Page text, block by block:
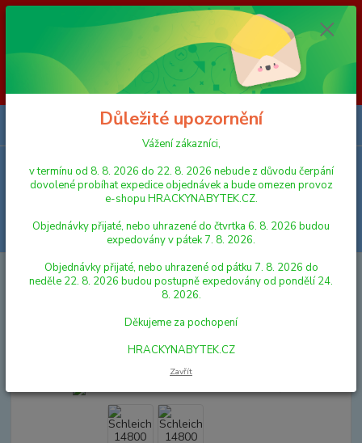
Vážení zákazníci, v termínu od 8. 8. 2026 do 23. 8. 2026 nebude z
důvodu čerpání dovolené probíhat expedice objednávek a bude omezen
provoz e-shopu HRACKYNABYTEK.CZ. Objednávky přijaté, nebo
uhrazené do čtvrtka 6. 8. 2026 budou expedovány v pátek 7. 8. 2026.
Objednávky přijaté, nebo uhrazené od pátku 7. 8. 2026 do neděle 23. 8.
2026 budou postupně expedovány od pondělí 24. 8. 2026. Děkujeme za
pochopení HRACKYNABYTEK.CZ
Menu
Hledat
FIGURKY A ZVÍŘÁTKA SCHLEICH
Schleich 14800 Zvířátko -
lední medvěd
Schleich 14800 Zvířátko - lední
Důležité upozornění
Vážení zákazníci,
v termínu od 8. 8. 2026 do 22. 8. 2026 nebude z důvodu čerpání
dovolené probíhat expedice objednávek a bude omezen provoz
e-shopu HRACKYNABYTEK.CZ.
Objednávky přijaté, nebo uhrazené do čtvrtka 6. 8. 2026 budou
expedovány v pátek 7. 8. 2026.
Objednávky přijaté, nebo uhrazené od pátku 7. 8. 2026 do
neděle 22. 8. 2026 budou postupně expedovány od pondělí 24.
8. 2026.
Děkujeme za pochopení
HRACKYNABYTEK.CZ
Zavřít